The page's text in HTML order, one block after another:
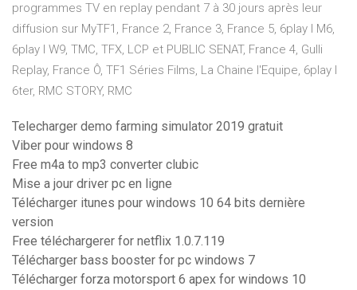
programmes TV en replay pendant 7 à 30 jours après leur
diffusion sur MyTF1, France 2, France 3, France 5, 6play I M6,
6play I W9, TMC, TFX, LCP et PUBLIC SENAT, France 4, Gulli
Replay, France Ô, TF1 Séries Films, La Chaine l'Equipe, 6play I
6ter, RMC STORY, RMC
Telecharger demo farming simulator 2019 gratuit
Viber pour windows 8
Free m4a to mp3 converter clubic
Mise a jour driver pc en ligne
Télécharger itunes pour windows 10 64 bits dernière
version
Free téléchargerer for netflix 1.0.7.119
Télécharger bass booster for pc windows 7
Télécharger forza motorsport 6 apex for windows 10